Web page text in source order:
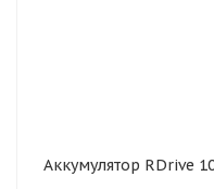
Аккумулятор RDrive